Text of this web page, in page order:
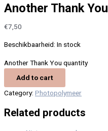
Another Thank You
€7,50
Beschikbaarheid: In stock
Another Thank You quantity
Add to cart
Category: Photopolymeer
Related products